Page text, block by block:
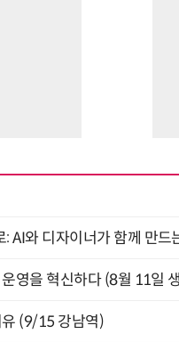
AI와 디자이너가 함께 만
영을 혁신하다 (8월 11일
유 (9/15 강남역)